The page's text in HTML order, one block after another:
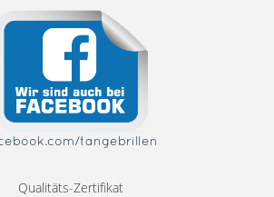
tangebrillen
Qualitäts-Zertifikat